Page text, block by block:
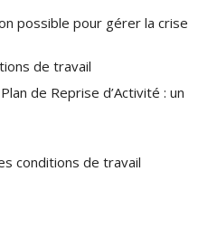
possible pour gérer la crise
de travail
de Reprise d’Activité : un
conditions de travail